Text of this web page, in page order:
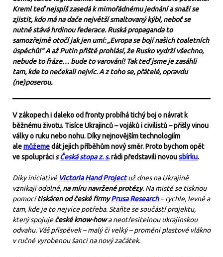
Kreml teď nejspíš zasedá k mimořádnému jednání a snaží se
zjistit, kdo má na dače největší smaltovaný kýbl, neboť se
nutně stává hrdinou federace. Ruská propaganda to
samozřejmě otočí jak jen umí: „Evropa se bojí našich toaletních
úspěchů!“ A až Putin příště prohlásí, že Rusko vydrží všechno,
nebude to fráze… bude to varování! Tak teď jsme je zasáhli
tam, kde to nečekali nejvíc. A z toho se, přátelé, opravdu
(ne)poserou.
V zákopech i daleko od fronty probíhá tichý boj o návrat k
běžnému životu. Tisíce Ukrajinců – vojáků i civilistů – přišly vinou
války o ruku nebo nohu. Díky nejnovějším technologiím
alemůžemedát jejich příběhům nový směr. Proto bychom opět
ve spolupráci sČeská stopa z. s.rádi představili novousbírku.
Díky iniciativě Victoria Hand Projectuž dnes na Ukrajině
vznikají odolné, na míru navržené protézy. Na místě se tisknou
pomocítiskáren od české firmyPrusa Research– rychle, levně a
tam, kde je to nejvíce potřeba. Staňte se součástí projektu,
který spojuječeské know-howa neotřesitelnou ukrajinskou
odvahu. Váš příspěvek – malý či velký – promění plastové vlákno
v ručně vyrobenou šanci na nový začátek.